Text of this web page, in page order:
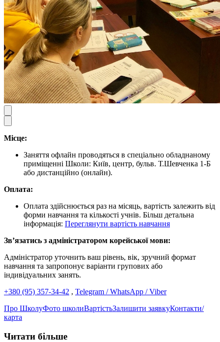
Місце:
Заняття офлайн проводяться в спеціально обладнаному
приміщенні Школи: Київ, центр, бульв. Т.Шевченка 1-Б
або дистанційно (онлайн).
Оплата:
Оплата здійснюється раз на місяць, вартість залежить від
форми навчання та кількості учнів. Більш детальна
інформація: Переглянути вартість навчання
Звʼязатись з адміністратором корейської мови:
Адміністратор уточнить ваш рівень, вік, зручний формат
навчання та запропонує варіанти групових або
індивідуальних занять.
+380 (95) 357-34-42 , Telegram / WhatsApp / Viber
Про ШколуФото школиВартістьЗалишити заявкуКонтакти/
карта
Читати більше